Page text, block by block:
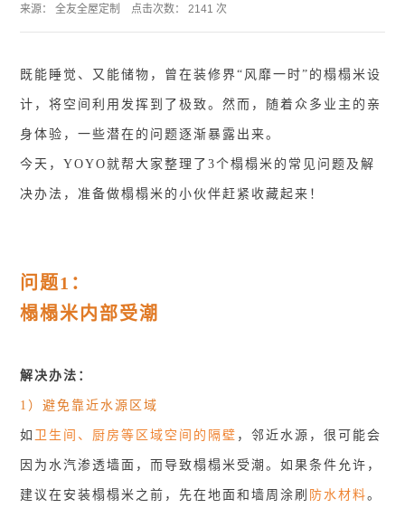
来源： 全友全屋定制 点击次数： 2141 次
既能睡觉、又能储物，曾在装修界“风靡一时”的榻榻米设
计，将空间利用发挥到了极致。然而，随着众多业主的亲
身体验，一些潜在的问题逐渐暴露出来。
今天，YOYO就帮大家整理了3个榻榻米的常见问题及解
决办法，准备做榻榻米的小伙伴赶紧收藏起来！
问题1：
榻榻米内部受潮
解决办法：
1）避免靠近水源区域
如 卫生间、厨房等区域空间的隔壁 ，邻近水源，很可能会
因为水汽渗透墙面，而导致榻榻米受潮。如果条件允许，
建议在安装榻榻米之前，先在地面和墙周涂刷 防水材料。